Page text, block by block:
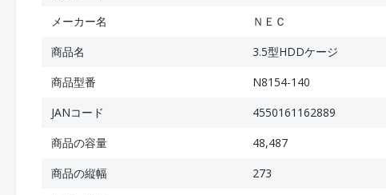
メーカー名
ＮＥＣ
商品名
3.5型HDDケージ
商品型番
N8154-140
JANコード
4550161162889
商品の容量
48,487
商品の縦幅
273